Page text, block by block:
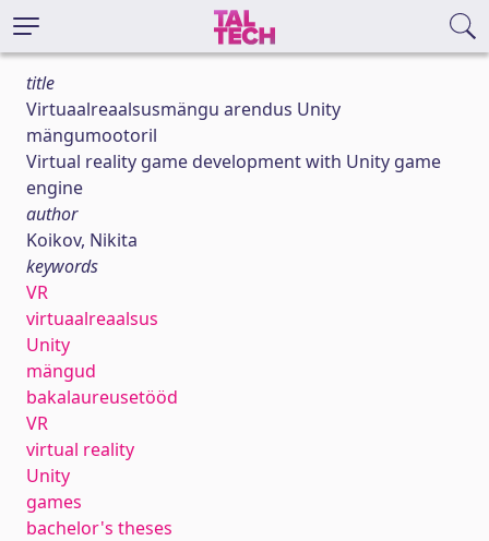
title
Virtuaalreaalsusmängu arendus Unity
mängumootoril
Virtual reality game development with Unity game
engine
author
Koikov, Nikita
keywords
VR
virtuaalreaalsus
Unity
mängud
bakalaureusetööd
VR
virtual reality
Unity
games
bachelor's theses